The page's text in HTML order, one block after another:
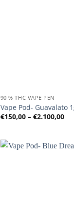
90 % THC VAPE PEN
Vape Pod- Guavalato
€150,00 – €2.100,00